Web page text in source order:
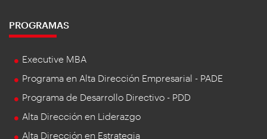
PROGRAMAS
Executive MBA
Programa en Alta Dirección Empresarial - PADE
Programa de Desarrollo Directivo - PDD
Alta Dirección en Liderazgo
Alta Dirección en Estrategia